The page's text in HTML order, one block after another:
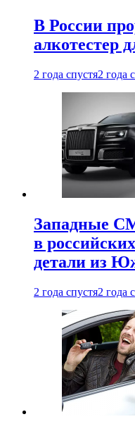
В России
алкотестер
2 года спустя2 года
Западные
в
детали из
2 года спустя2 года